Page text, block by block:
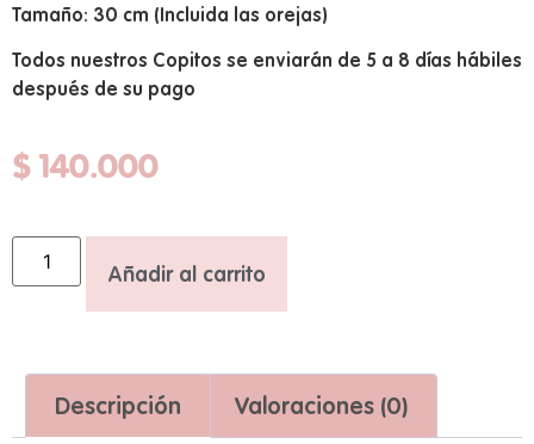
Tamaño: 30 cm (Incluida las orejas)
Todos nuestros Copitos se enviarán de 5 a 8 días hábiles
después de su pago
$ 140.000
Añadir al carrito
Descripción Valoraciones (0)